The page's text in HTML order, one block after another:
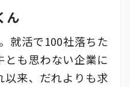
ん
就活で100社落ちた
も思わない企業に
来、だれよりも求